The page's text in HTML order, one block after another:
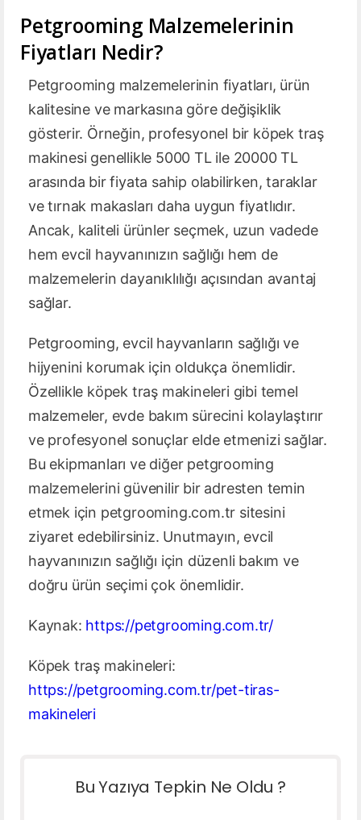
Petgrooming Malzemelerinin
Fiyatları Nedir?
Petgrooming malzemelerinin fiyatları, ürün
kalitesine ve markasına göre değişiklik
gösterir. Örneğin, profesyonel bir köpek traş
makinesi genellikle 5000 TL ile 20000 TL
arasında bir fiyata sahip olabilirken, taraklar
ve tırnak makasları daha uygun fiyatlıdır.
Ancak, kaliteli ürünler seçmek, uzun vadede
hem evcil hayvanınızın sağlığı hem de
malzemelerin dayanıklılığı açısından avantaj
sağlar.
Petgrooming, evcil hayvanların sağlığı ve
hijyenini korumak için oldukça önemlidir.
Özellikle köpek traş makineleri gibi temel
malzemeler, evde bakım sürecini kolaylaştırır
ve profesyonel sonuçlar elde etmenizi sağlar.
Bu ekipmanları ve diğer petgrooming
malzemelerini güvenilir bir adresten temin
etmek için petgrooming.com.tr sitesini
ziyaret edebilirsiniz. Unutmayın, evcil
hayvanınızın sağlığı için düzenli bakım ve
doğru ürün seçimi çok önemlidir.
Kaynak: https://petgrooming.com.tr/
Köpek traş makineleri:
https://petgrooming.com.tr/pet-tiras-
makineleri
Bu Yazıya Tepkin Ne Oldu ?